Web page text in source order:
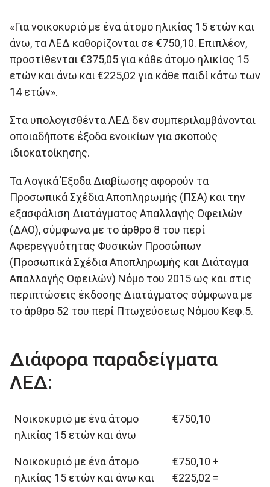
«Για νοικοκυριό με ένα άτομο ηλικίας 15 ετών και
άνω, τα ΛΕΔ καθορίζονται σε €750,10. Επιπλέον,
προστίθενται €375,05 για κάθε άτομο ηλικίας 15
ετών και άνω και €225,02 για κάθε παιδί κάτω των
14 ετών».
Στα υπολογισθέντα ΛΕΔ δεν συμπεριλαμβάνονται
οποιαδήποτε έξοδα ενοικίων για σκοπούς
ιδιοκατοίκησης.
Τα Λογικά Έξοδα Διαβίωσης αφορούν τα
Προσωπικά Σχέδια Αποπληρωμής (ΠΣΑ) και την
εξασφάλιση Διατάγματος Απαλλαγής Οφειλών
(ΔΑΟ), σύμφωνα με το άρθρο 8 του περί
Αφερεγγυότητας Φυσικών Προσώπων
(Προσωπικά Σχέδια Αποπληρωμής και Διάταγμα
Απαλλαγής Οφειλών) Νόμο του 2015 ως και στις
περιπτώσεις έκδοσης Διατάγματος σύμφωνα με
το άρθρο 52 του περί Πτωχεύσεως Νόμου Κεφ.5.
Διάφορα παραδείγματα
ΛΕΔ:
Νοικοκυριό με ένα άτομο
ηλικίας 15 ετών και άνω
€750,10
Νοικοκυριό με ένα άτομο
ηλικίας 15 ετών και άνω και
€750,10 +
€225,02 =